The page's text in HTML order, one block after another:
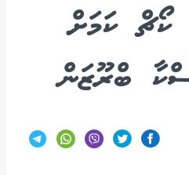
ކޯޗް ކަމަށް
ބްރޫޒަން